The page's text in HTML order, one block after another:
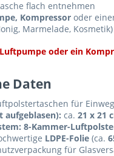
flach entnehmen
Kompressor oder
Marmelade,
oder ein
Daten
für
aufgeblasen): ca. 21 x 21
8-Kammer-
LDPE-Folie (ca.
für